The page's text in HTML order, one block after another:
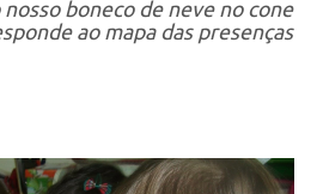
boneco de neve no cone
ao mapa das presenças